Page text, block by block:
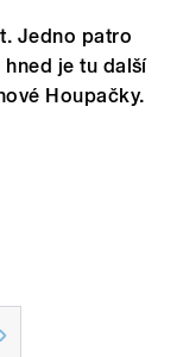
Jedno patro
je tu další
Houpačky.